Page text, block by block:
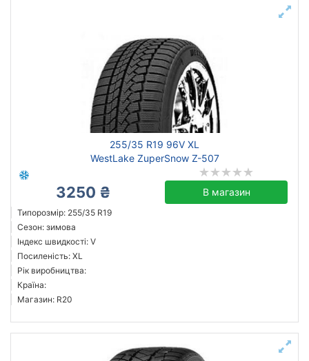
255/35 R19 96V XL
WestLake ZuperSnow Z-507
3250 ₴ В магазин
Типорозмір: 255/35 R19
Сезон: зимова
Індекс швидкості: V
Посиленість: XL
Рік виробництва:
Країна:
Магазин: R20